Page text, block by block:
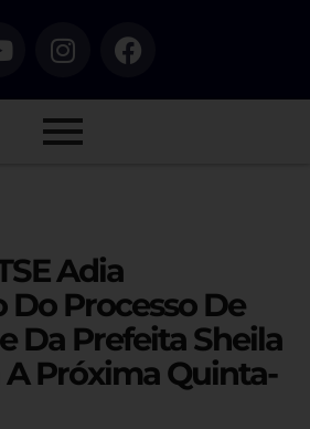
Adia
Processo De
Da Prefeita Sheila
A Próxima Quinta-